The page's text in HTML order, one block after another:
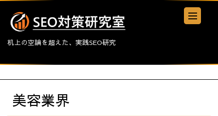
机上の空論を超えた、実践SEO研究
美容業界